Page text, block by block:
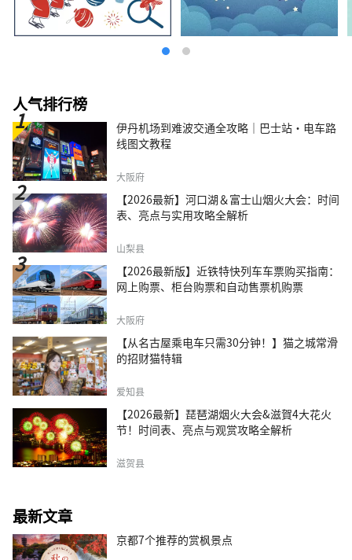
人气排行榜
伊丹机场到难波交通全攻略｜巴士站・电车路
线图文教程
大阪府
【2026最新】河口湖＆富士山烟火大会：时间
表、亮点与实用攻略全解析
山梨县
【2026最新版】近铁特快列车车票购买指南：
网上购票、柜台购票和自动售票机购票
大阪府
【从名古屋乘电车只需30分钟！】猫之城常滑
的招财猫特辑
爱知县
【2026最新】琵琶湖烟火大会&滋賀4大花火
节！时间表、亮点与观赏攻略全解析
滋贺县
最新文章
京都7个推荐的赏枫景点